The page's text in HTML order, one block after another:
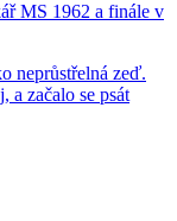
MS 1962 a finále v
neprůstřelná zeď.
a začalo se psát